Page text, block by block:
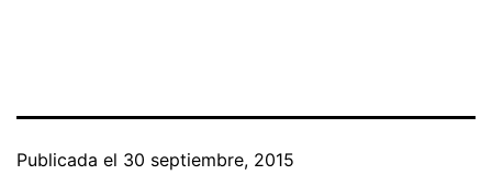
Publicada el 30 septiembre, 2015